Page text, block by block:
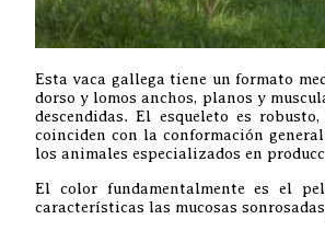
Esta vaca gallega tiene un formato
dorso y lomos anchos, planos y
descendidas. El esqueleto es
coinciden con la conformación
los animales especializados en
El color fundamentalmente es el
características las mucosas